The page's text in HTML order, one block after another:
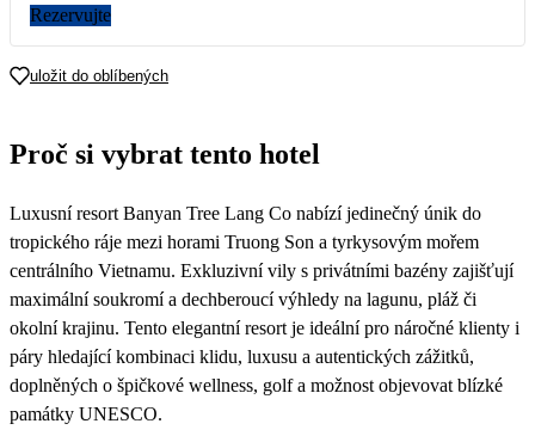
68 929
21
74 779
Rezervujte
uložit do oblíbených
Proč si vybrat tento hotel
Luxusní resort Banyan Tree Lang Co nabízí jedinečný únik do
tropického ráje mezi horami Truong Son a tyrkysovým mořem
centrálního Vietnamu. Exkluzivní vily s privátními bazény zajišťují
maximální soukromí a dechberoucí výhledy na lagunu, pláž či
okolní krajinu. Tento elegantní resort je ideální pro náročné klienty i
páry hledající kombinaci klidu, luxusu a autentických zážitků,
doplněných o špičkové wellness, golf a možnost objevovat blízké
památky UNESCO.